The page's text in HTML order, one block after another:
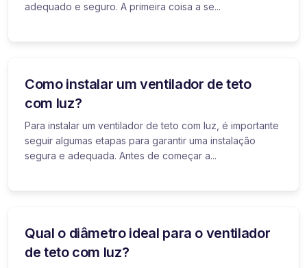
adequado e seguro. A primeira coisa a se...
Como instalar um ventilador de teto
com luz?
Para instalar um ventilador de teto com luz, é importante
seguir algumas etapas para garantir uma instalação
segura e adequada. Antes de começar a...
Qual o diâmetro ideal para o ventilador
de teto com luz?